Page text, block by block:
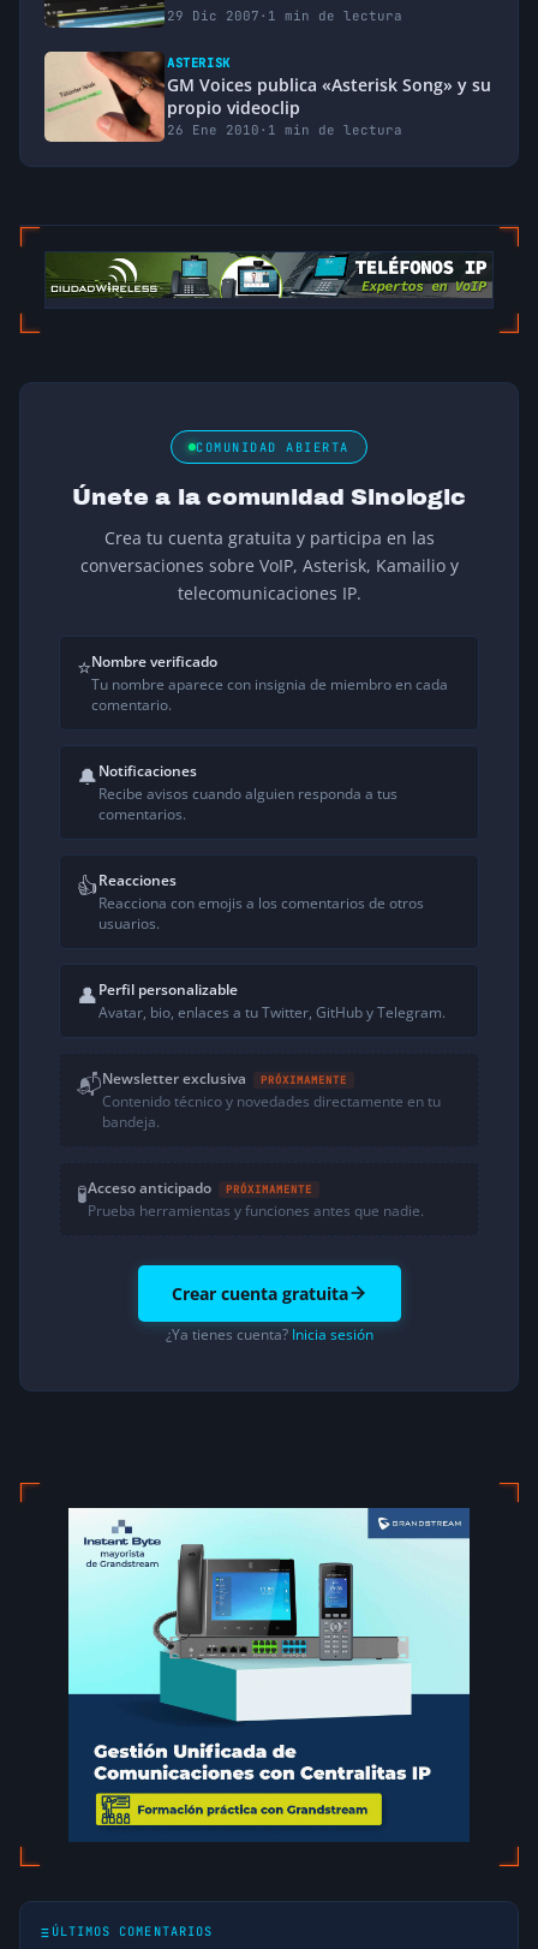
29 Dic 2007 · 1 min de lectura
ASTERISK
GM Voices publica «Asterisk Song» y su
propio videoclip
26 Ene 2010 · 1 min de lectura
COMUNIDAD ABIERTA
Únete a la comunidad Sinologic
Crea tu cuenta gratuita y participa en las
conversaciones sobre VoIP, Asterisk, Kamailio y
telecomunicaciones IP.
⭐Nombre verificado
Tu nombre aparece con insignia de miembro en cada
comentario.
🔔Notificaciones
Recibe avisos cuando alguien responda a tus
comentarios.
👍Reacciones
Reacciona con emojis a los comentarios de otros
usuarios.
👤Perfil personalizable
Avatar, bio, enlaces a tu Twitter, GitHub y Telegram.
📬Newsletter exclusiva PRÓXIMAMENTE
Contenido técnico y novedades directamente en tu
bandeja.
🧪Acceso anticipado PRÓXIMAMENTE
Prueba herramientas y funciones antes que nadie.
Crear cuenta gratuita
¿Ya tienes cuenta? Inicia sesión
ÚLTIMOS COMENTARIOS